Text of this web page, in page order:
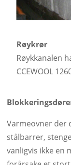
Røykrør
Røykkanalen
CCEWOOL
Varmeovner der
stålbarrer,
vanligvis ikke en